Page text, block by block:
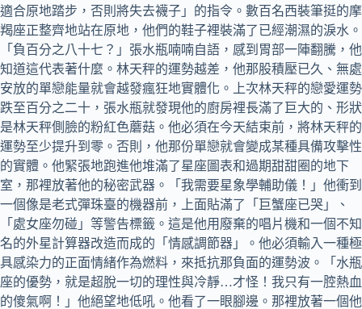
適合原地踏步，否則將失去襪子」的指令。數百名西裝筆挺的摩
羯座正整齊地站在原地，他們的鞋子裡裝滿了已經潮濕的淚水。
「負百分之八十七？」張水瓶喃喃自語，感到胃部一陣翻騰，他
知道這代表著什麼。林天秤的運勢越差，他那股積壓已久、無處
安放的單戀能量就會越發瘋狂地實體化。上次林天秤的戀愛運勢
跌至百分之二十，張水瓶就發現他的廚房裡長滿了巨大的、形狀
是林天秤側臉的粉紅色蘑菇。他必須在今天結束前，將林天秤的
運勢至少提升到零。否則，他那份單戀就會變成某種具備攻擊性
的實體。他緊張地跑進他堆滿了星座圖表和過期甜甜圈的地下
室，那裡放著他的秘密武器。「我需要星象學輔助儀！」他衝到
一個像是老式彈珠臺的機器前，上面貼滿了「巨蟹座已哭」、
「處女座勿碰」等警告標籤。這是他用廢棄的唱片機和一個不知
名的外星計算器改造而成的「情感調節器」。他必須輸入一種極
具感染力的正面情緒作為燃料，來抵抗那負面的運勢波。「水瓶
座的優勢，就是超脫一切的理性與冷靜…才怪！我只有一腔熱血
的傻氣啊！」他絕望地低吼。他看了一眼腳邊。那裡放著一個他